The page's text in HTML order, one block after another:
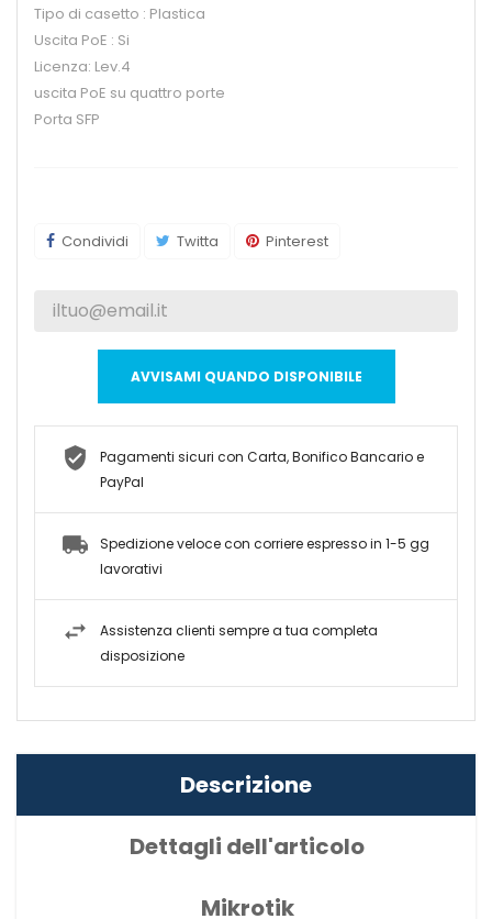
Tipo di casetto : Plastica
Uscita PoE : Si
Licenza: Lev.4
uscita PoE su quattro porte
Porta SFP
Condividi Twitta Pinterest
AVVISAMI QUANDO DISPONIBILE
Pagamenti sicuri con Carta, Bonifico Bancario e
PayPal
Spedizione veloce con corriere espresso in 1-5 gg
lavorativi
Assistenza clienti sempre a tua completa
disposizione
Descrizione
Dettagli dell'articolo
Mikrotik